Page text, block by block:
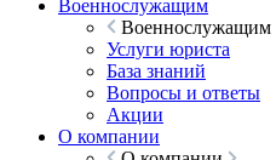
Военнослужащим
Военнослужащим
Услуги юриста
База знаний
Вопросы и ответы
Акции
О компании